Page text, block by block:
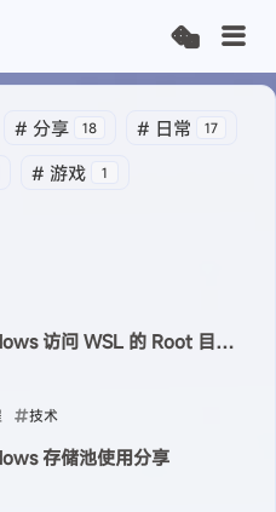
# 分享 18 # 日常 17
# 游戏 1
访问 WSL 的 Root 目录
技术
05-17
存储池使用分享